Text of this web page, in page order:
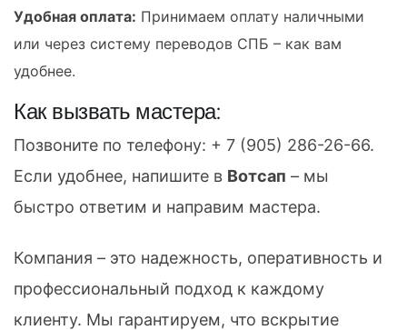
Удобная оплата: Принимаем оплату наличными
или через систему переводов СПБ – как вам
удобнее.
Как вызвать мастера:
Позвоните по телефону: + 7 (905) 286-26-66.
Если удобнее, напишите в Вотсап – мы
быстро ответим и направим мастера.
Компания – это надежность, оперативность и
профессиональный подход к каждому
клиенту. Мы гарантируем, что вскрытие